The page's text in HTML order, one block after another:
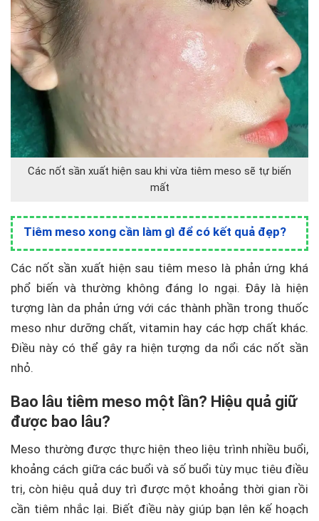
Các nốt sần xuất hiện sau khi vừa tiêm meso sẽ tự biến
mất
Tiêm meso xong cần làm gì để có kết quả đẹp?
Các nốt sần xuất hiện sau tiêm meso là phản ứng khá
phổ biến và thường không đáng lo ngại. Đây là hiện
tượng làn da phản ứng với các thành phần trong thuốc
meso như dưỡng chất, vitamin hay các hợp chất khác.
Điều này có thể gây ra hiện tượng da nổi các nốt sần
nhỏ.
Bao lâu tiêm meso một lần? Hiệu quả giữ
được bao lâu?
Meso thường được thực hiện theo liệu trình nhiều buổi,
khoảng cách giữa các buổi và số buổi tùy mục tiêu điều
trị, còn hiệu quả duy trì được một khoảng thời gian rồi
cần tiêm nhắc lại. Biết điều này giúp bạn lên kế hoạch